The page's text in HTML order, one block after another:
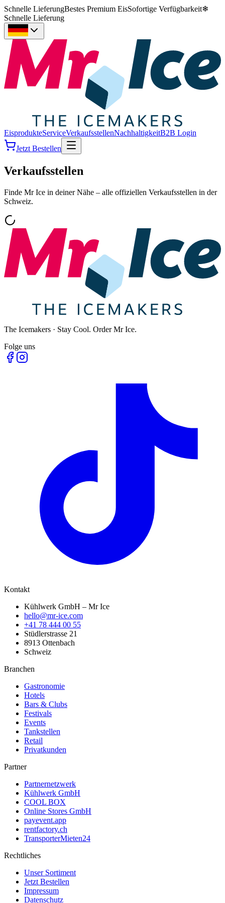
Schnelle LieferungBestes Premium EisSofortige Verfügbarkeit❄
Schnelle Lieferung
EisprodukteServiceVerkaufsstellenNachhaltigkeitB2B Login
Jetzt Bestellen
Verkaufsstellen
Finde Mr Ice in deiner Nähe – alle offiziellen Verkaufsstellen in der
Schweiz.
The Icemakers · Stay Cool. Order Mr Ice.
Folge uns
Kontakt
Kühlwerk GmbH – Mr Ice
hello@mr-ice.com
+41 78 444 00 55
Stüdlerstrasse 21
8913 Ottenbach
Schweiz
Branchen
Gastronomie
Hotels
Bars & Clubs
Festivals
Events
Tankstellen
Retail
Privatkunden
Partner
Partnernetzwerk
Kühlwerk GmbH
COOL BOX
Online Stores GmbH
payevent.app
rentfactory.ch
TransporterMieten24
Rechtliches
Unser Sortiment
Jetzt Bestellen
Impressum
Datenschutz